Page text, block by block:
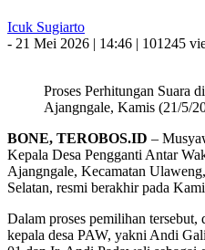
Icuk Sugiarto
- 21 Mei 2026 | 14:46 | 101245
Proses Perhitungan Suara
Ajangngale, Kamis (21/5/
BONE, TEROBOS.ID –
Kepala Desa Pengganti Antar
Ajangngale, Kecamatan
Selatan, resmi berakhir pada
Dalam proses pemilihan tersebut,
kepala desa PAW, yakni Andi